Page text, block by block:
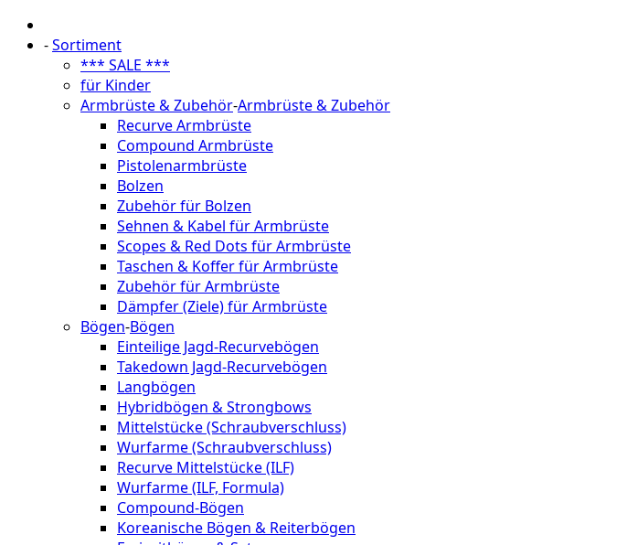
-Sortiment
*** SALE ***
für Kinder
Armbrüste & Zubehör-Armbrüste & Zubehör
Recurve Armbrüste
Compound Armbrüste
Pistolenarmbrüste
Bolzen
Zubehör für Bolzen
Sehnen & Kabel für Armbrüste
Scopes & Red Dots für Armbrüste
Taschen & Koffer für Armbrüste
Zubehör für Armbrüste
Dämpfer (Ziele) für Armbrüste
Bögen-Bögen
Einteilige Jagd-Recurvebögen
Takedown Jagd-Recurvebögen
Langbögen
Hybridbögen & Strongbows
Mittelstücke (Schraubverschluss)
Wurfarme (Schraubverschluss)
Recurve Mittelstücke (ILF)
Wurfarme (ILF, Formula)
Compound-Bögen
Koreanische Bögen & Reiterbögen